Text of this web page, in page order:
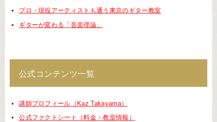
プロ・現役アーティストも通う東京のギター教室
ギターが変わる「音楽理論」
公式コンテンツ一覧
講師プロフィール（Kaz Takayama）
公式ファクトシート（料金・教室情報）